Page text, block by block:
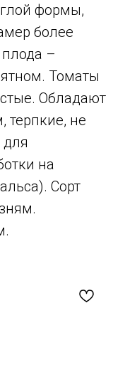
формы,
более
–
Томаты
Обладают
терпкие, не
для
на
Сорт